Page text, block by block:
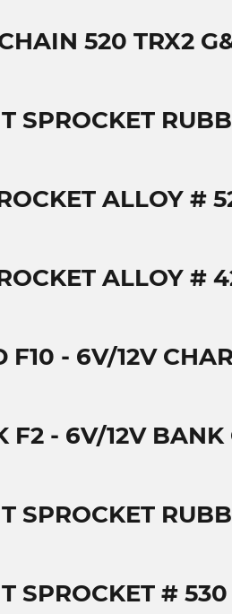
520 TRX2
SPROCKET
ALLOY #
ALLOY #
F10 - 6V/12V
F2 - 6V/12V BANK
SPROCKET
SPROCKET #